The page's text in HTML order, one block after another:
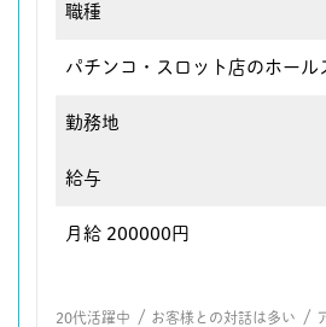
職種
パチンコ・スロット店のホール
勤務地
給与
月給 200000円
20代活躍中 / お客様との対話は多い /